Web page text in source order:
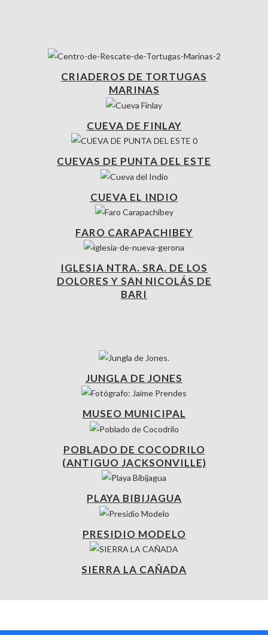
CRIADEROS DE TORTUGAS
MARINAS
CUEVA DE FINLAY
CUEVAS DE PUNTA DEL ESTE
CUEVA EL INDIO
FARO CARAPACHIBEY
IGLESIA NTRA. SRA. DE LOS
DOLORES Y SAN NICOLÁS DE
BARI
JUNGLA DE JONES
MUSEO MUNICIPAL
POBLADO DE COCODRILO
(ANTIGUO JACKSONVILLE)
PLAYA BIBIJAGUA
PRESIDIO MODELO
SIERRA LA CAÑADA